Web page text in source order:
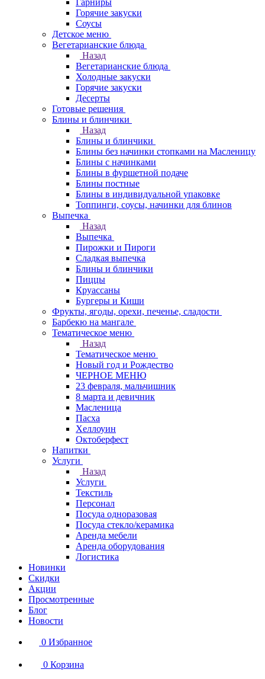
Гарниры
Горячие закуски
Соусы
Детское меню
Вегетарианские блюда
Назад
Вегетарианские блюда
Холодные закуски
Горячие закуски
Десерты
Готовые решения
Блины и блинчики
Назад
Блины и блинчики
Блины без начинки стопками на Масленицу
Блины с начинками
Блины в фуршетной подаче
Блины постные
Блины в индивидуальной упаковке
Топпинги, соусы, начинки для блинов
Выпечка
Назад
Выпечка
Пирожки и Пироги
Сладкая выпечка
Блины и блинчики
Пиццы
Круасcаны
Бургеры и Киши
Фрукты, ягоды, орехи, печенье, сладости
Барбекю на мангале
Тематическое меню
Назад
Тематическое меню
Новый год и Рождество
ЧЕРНОЕ МЕНЮ
23 февраля, мальчишник
8 марта и девичник
Масленица
Пасха
Хеллоуин
Октоберфест
Напитки
Услуги
Назад
Услуги
Текстиль
Персонал
Посуда одноразовая
Посуда стекло/керамика
Аренда мебели
Аренда оборудования
Логистика
Новинки
Скидки
Акции
Просмотренные
Блог
Новости
0 Избранное
0 Корзина